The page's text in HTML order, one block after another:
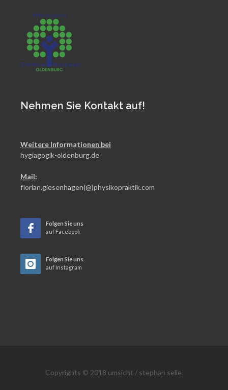
Nehmen Sie Kontakt auf!
Weitere Informationen bei
hygiagogik-oldenburg.de
Mail:
florian.giesenhagen(@)physikopraktik.com
Folgen Sie uns
auf Facebook
Folgen Sie uns
auf Instagram
Copyrights © 2018 umsicht / stephan selle.